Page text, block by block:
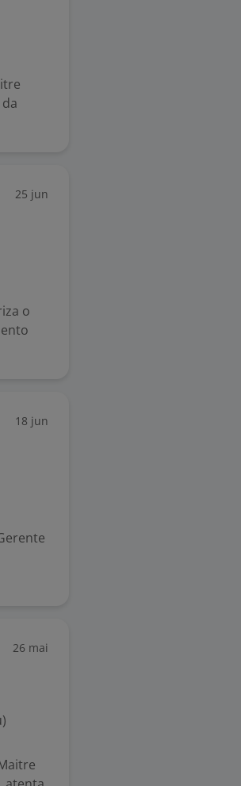
25 jun
o
18 jun
26 mai